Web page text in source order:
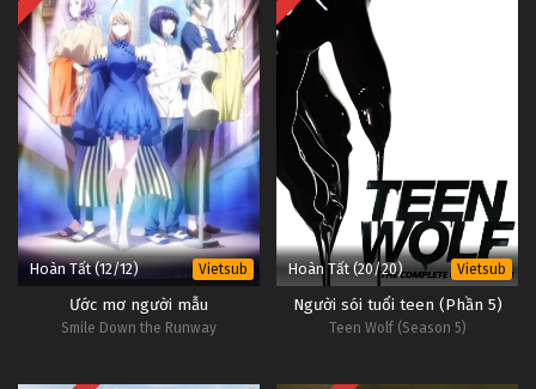
14 Ngọc Bích Tập 14
13 Ngọc Bích Tập 13
12 Ngọc Bích Tập 12
#1
Hoàn Tất (12/12) Vietsub
Ước mơ người mẫu
Smile Down the Runway
Hoàn Tất (20/20) Vietsub
Người sói tuổi teen (Phần 5)
Teen Wolf (Season 5)